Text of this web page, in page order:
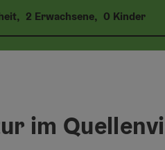
und Personenfelder
, 2 Erwachsene, 0 Kinder
im